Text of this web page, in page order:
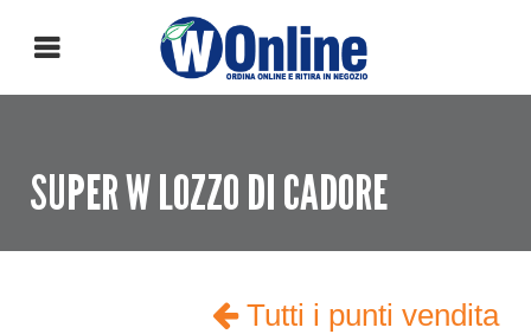
SUPER W LOZZO DI CADORE
Tutti i punti vendita